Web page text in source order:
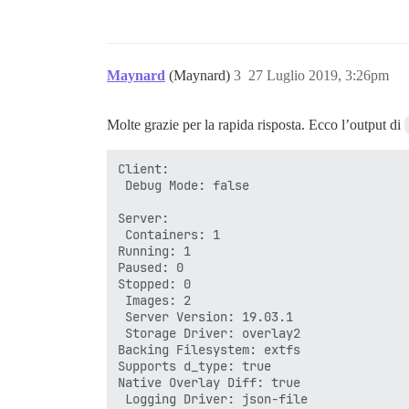
Maynard (Maynard) 27 Luglio 2019, 3:26pm
3
Molte grazie per la rapida risposta. Ecco l’output di
Client:
Debug Mode: false
Server:
Containers: 1
Running: 1
Paused: 0
Stopped: 0
Images: 2
Server Version: 19.03.1
Storage Driver: overlay2
Backing Filesystem: extfs
Supports d_type: true
Native Overlay Diff: true
Logging Driver: json-file